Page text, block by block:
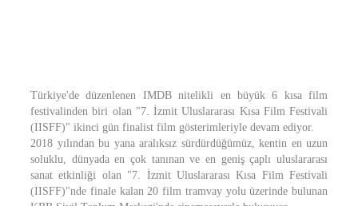
Türkiye'de düzenlenen IMDB nitelikli en büyük 6 kısa film
festivalinden biri olan "7. İzmit Uluslararası Kısa Film Festivali
(IISFF)" ikinci gün finalist film gösterimleriyle devam ediyor.
2018 yılından bu yana aralıksız sürdürdüğümüz, kentin en uzun
soluklu, dünyada en çok tanınan ve en geniş çaplı uluslararası
sanat etkinliği olan "7. İzmit Uluslararası Kısa Film Festivali
(IISFF)"nde finale kalan 20 film tramvay yolu üzerinde bulunan